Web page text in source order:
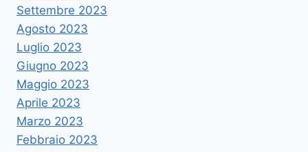
Settembre 2023
Agosto 2023
Luglio 2023
Giugno 2023
Maggio 2023
Aprile 2023
Marzo 2023
Febbraio 2023